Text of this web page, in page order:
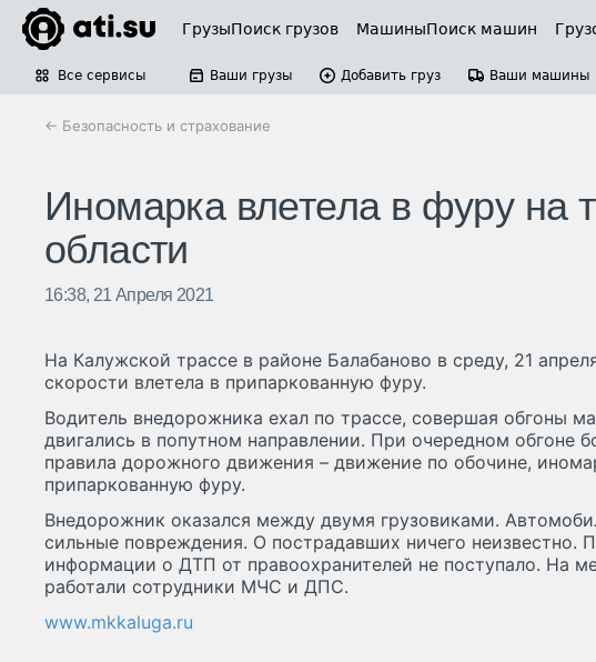
ГрузыПоиск грузов МашиныПоиск машин
Все сервисы Ваши грузы Добавить груз Ваши машины
← Безопасность и страхование
Иномарка влетела в фуру на
области
16:38, 21 Апреля 2021
На Калужской трассе в районе Балабаново в среду, 21
скорости влетела в припаркованную фуру.
Водитель внедорожника ехал по трассе, совершая обгоны
двигались в попутном направлении. При очередном обгоне
правила дорожного движения – движение по обочине,
припаркованную фуру.
Внедорожник оказался между двумя грузовиками.
сильные повреждения. О пострадавших ничего неизвестно.
информации о ДТП от правоохранителей не поступало. На
работали сотрудники МЧС и ДПС.
www.mkkaluga.ru